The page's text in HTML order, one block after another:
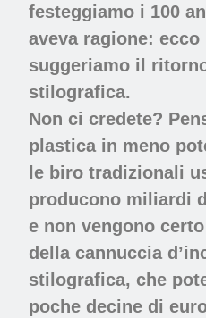
festeggiamo i 100
aveva ragione: ecco
suggeriamo il
stilografica.
Non ci credete?
plastica in meno
le biro tradizionali
producono miliardi
e non vengono
della cannuccia
stilografica, che
poche decine di